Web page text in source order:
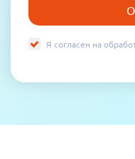
Я согласен на